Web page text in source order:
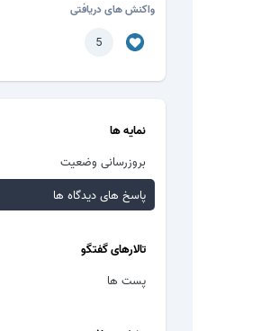
واکنش های دریافتی
5
نمایه ها
بروزرسانی وضعیت
پاسخ های دیدگاه ها
تالارهای گفتگو
پست ها